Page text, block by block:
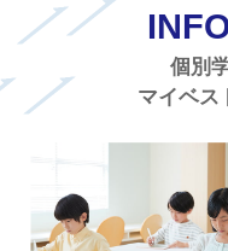
個別
マイベス